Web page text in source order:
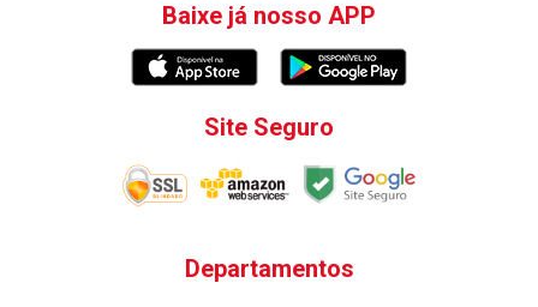
Baixe já nosso APP
Site Seguro
Departamentos